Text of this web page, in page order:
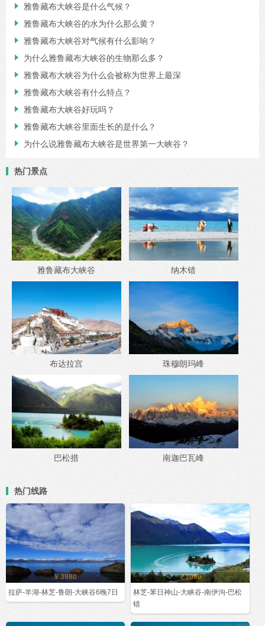
 雅鲁藏布大峡谷是什么气候？
 雅鲁藏布大峡谷的水为什么那么黄？
 雅鲁藏布大峡谷对气候有什么影响？
 为什么雅鲁藏布大峡谷的生物那么多？
 雅鲁藏布大峡谷为什么会被称为世界上最深
 雅鲁藏布大峡谷有什么特点？
 雅鲁藏布大峡谷好玩吗？
 雅鲁藏布大峡谷里面生长的是什么？
 为什么说雅鲁藏布大峡谷是世界第一大峡谷？
热门景点
雅鲁藏布大峡谷 纳木错
布达拉宫 珠穆朗玛峰
巴松措 南迦巴瓦峰
热门线路
¥ 3980
拉萨-羊湖-林芝-鲁朗-大峡谷6晚7日
¥ 1060
林芝-苯日神山-大峡谷-南伊沟-巴松
错